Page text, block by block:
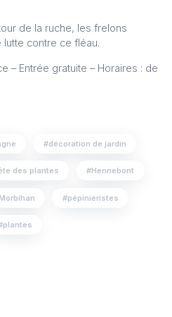
de la ruche, les frelons
contre ce fléau.
– Entrée gratuite – Horaires : de
décoration de jardin
des plantes Hennebont
pépiniéristes
plantes